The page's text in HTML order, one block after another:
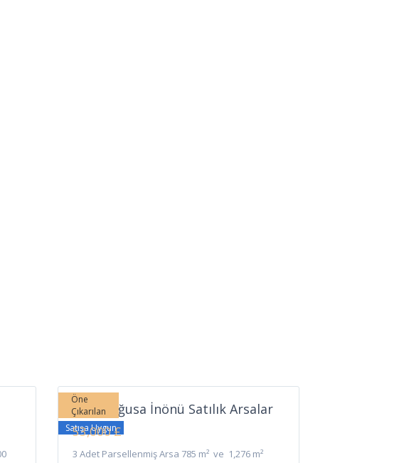
Öne
Çıkarılan
Satışa Uygun
Gazimağusa İnönü Satılık Arsalar
53,000 £
3 Adet Parsellenmiş Arsa 785 m² ve 1,276 m²